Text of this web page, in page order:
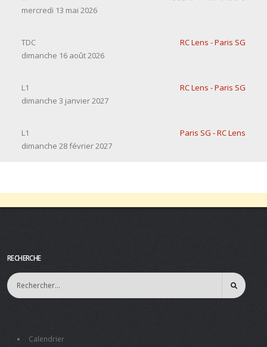
mercredi 13 mai 2026
TDC
RC Lens - Paris SG
dimanche 16 août 2026
L1
RC Lens - Paris SG
dimanche 3 janvier 2027
L1
Paris SG - RC Lens
dimanche 28 février 2027
RECHERCHE
Calendrier